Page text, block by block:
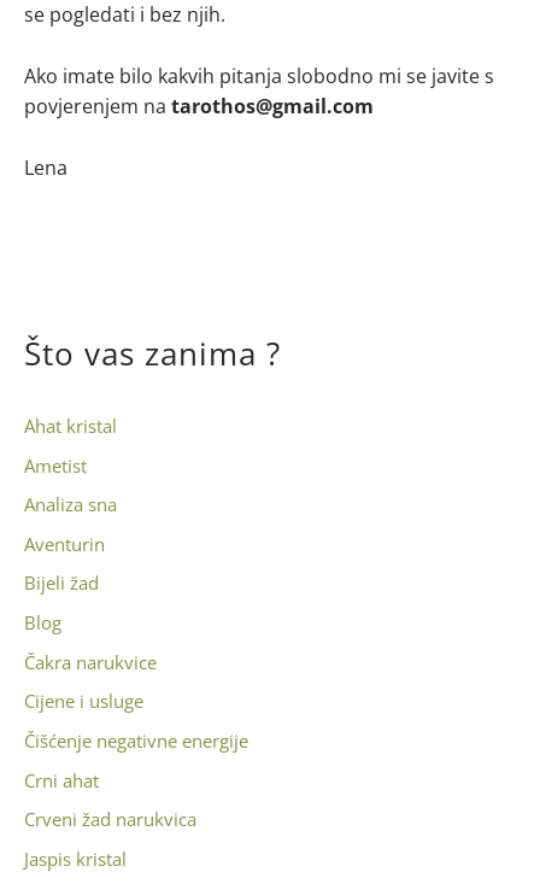
se pogledati i bez njih.
Ako imate bilo kakvih pitanja slobodno mi se javite s
povjerenjem na tarothos@gmail.com
Lena
Što vas zanima ?
Ahat kristal
Ametist
Analiza sna
Aventurin
Bijeli žad
Blog
Čakra narukvice
Cijene i usluge
Čišćenje negativne energije
Crni ahat
Crveni žad narukvica
Jaspis kristal